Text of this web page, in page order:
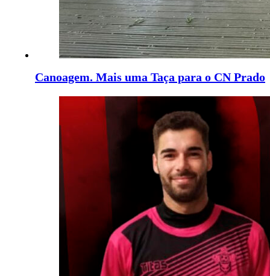
Canoagem. Mais uma Taça para o CN Prado